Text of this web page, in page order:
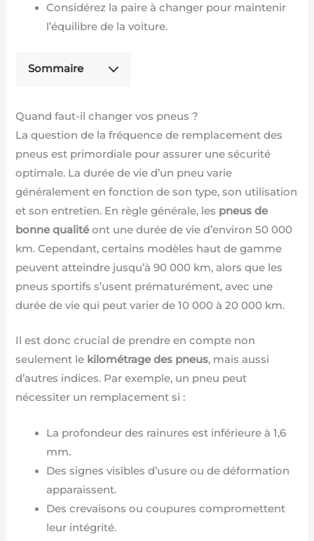
Considérez la paire à changer pour maintenir
l’équilibre de la voiture.
Sommaire
Quand faut-il changer vos pneus ?
La question de la fréquence de remplacement des
pneus est primordiale pour assurer une sécurité
optimale. La durée de vie d’un pneu varie
généralement en fonction de son type, son utilisation
et son entretien. En règle générale, les pneus de
bonne qualité ont une durée de vie d’environ 50 000
km. Cependant, certains modèles haut de gamme
peuvent atteindre jusqu’à 90 000 km, alors que les
pneus sportifs s’usent prématurément, avec une
durée de vie qui peut varier de 10 000 à 20 000 km.
Il est donc crucial de prendre en compte non
seulement le kilométrage des pneus, mais aussi
d’autres indices. Par exemple, un pneu peut
nécessiter un remplacement si :
La profondeur des rainures est inférieure à 1,6
mm.
Des signes visibles d’usure ou de déformation
apparaissent.
Des crevaisons ou coupures compromettent
leur intégrité.